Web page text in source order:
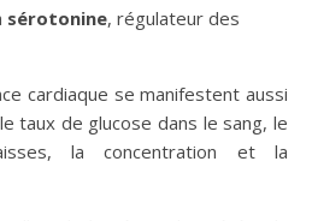
sérotonine, régulateur des
cardiaque se manifestent aussi
taux de glucose dans le sang, le
la concentration et la